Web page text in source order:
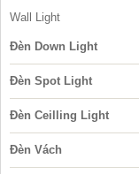
Wall Light
Đèn Down Light
Đèn Spot Light
Đèn Ceilling Light
Đèn Vách